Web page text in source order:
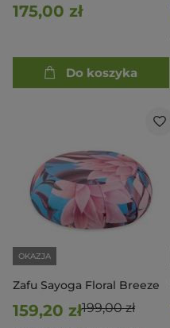
175,00 zł
Do koszyka
OKAZJA
Zafu Sayoga Floral Breeze
159,20 zł199,00 zł